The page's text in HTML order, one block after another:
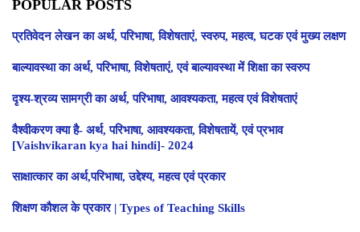
POPULAR POSTS
प्रतिवेदन लेखन का अर्थ, परिभाषा, विशेषताएं, स्वरुप, महत्व, घटक एवं मुख्य लक्षण
बाल्यावस्था का अर्थ, परिभाषा, विशेषताएं, एवं बाल्यावस्था में शिक्षा का स्वरुप
दृश्य-श्रव्य सामग्री का अर्थ, परिभाषा, आवश्यकता, महत्व एवं विशेषताएं
वैश्वीकरण क्या है- अर्थ, परिभाषा, आवश्यकता, विशेषतायें, एवं प्रभाव
[Vaishvikaran kya hai hindi]- 2024
साक्षात्कार का अर्थ,परिभाषा, उद्देश्य, महत्व एवं प्रकार
शिक्षण कौशल के प्रकार | Types of Teaching Skills